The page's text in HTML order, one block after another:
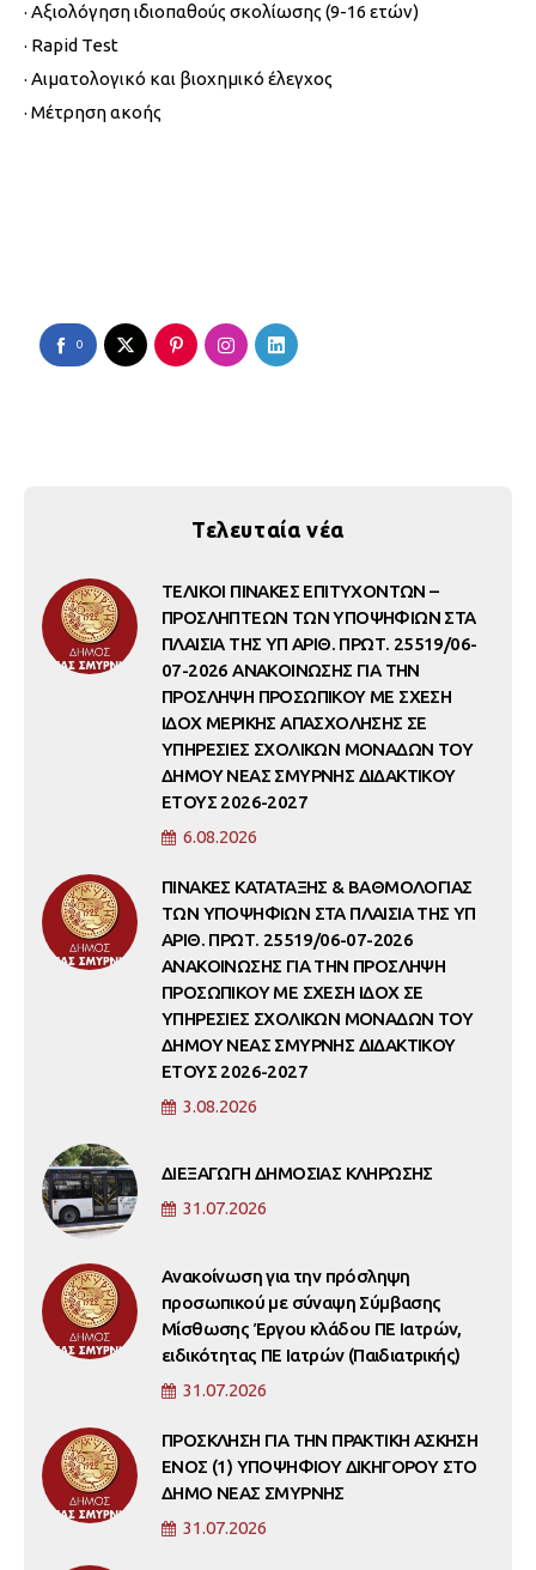
· Αξιολόγηση ιδιοπαθούς σκολίωσης (9-16 ετών)
· Rapid Test
· Αιματολογικό και βιοχημικό έλεγχος
· Μέτρηση ακοής
0
Τελευταία νέα
ΤΕΛΙΚΟΙ ΠΙΝΑΚΕΣ ΕΠΙΤΥΧΟΝΤΩΝ –
ΠΡΟΣΛΗΠΤΕΩΝ ΤΩΝ ΥΠΟΨΗΦΙΩΝ ΣΤΑ
ΠΛΑΙΣΙΑ ΤΗΣ ΥΠ ΑΡΙΘ. ΠΡΩΤ. 25519/06-
07-2026 ΑΝΑΚΟΙΝΩΣΗΣ ΓΙΑ ΤΗΝ
ΠΡΟΣΛΗΨΗ ΠΡΟΣΩΠΙΚΟΥ ΜΕ ΣΧΕΣΗ
ΙΔΟΧ ΜΕΡΙΚΗΣ ΑΠΑΣΧΟΛΗΣΗΣ ΣΕ
ΥΠΗΡΕΣΙΕΣ ΣΧΟΛΙΚΩΝ ΜΟΝΑΔΩΝ ΤΟΥ
ΔΗΜΟΥ ΝΕΑΣ ΣΜΥΡΝΗΣ ΔΙΔΑΚΤΙΚΟΥ
ΕΤΟΥΣ 2026-2027
6.08.2026
ΠΙΝΑΚΕΣ ΚΑΤΑΤΑΞΗΣ & ΒΑΘΜΟΛΟΓΙΑΣ
ΤΩΝ ΥΠΟΨΗΦΙΩΝ ΣΤΑ ΠΛΑΙΣΙΑ ΤΗΣ ΥΠ
ΑΡΙΘ. ΠΡΩΤ. 25519/06-07-2026
ΑΝΑΚΟΙΝΩΣΗΣ ΓΙΑ ΤΗΝ ΠΡΟΣΛΗΨΗ
ΠΡΟΣΩΠΙΚΟΥ ΜΕ ΣΧΕΣΗ ΙΔΟΧ ΣΕ
ΥΠΗΡΕΣΙΕΣ ΣΧΟΛΙΚΩΝ ΜΟΝΑΔΩΝ ΤΟΥ
ΔΗΜΟΥ ΝΕΑΣ ΣΜΥΡΝΗΣ ΔΙΔΑΚΤΙΚΟΥ
ΕΤΟΥΣ 2026-2027
3.08.2026
ΔΙΕΞΑΓΩΓΗ ΔΗΜΟΣΙΑΣ ΚΛΗΡΩΣΗΣ
31.07.2026
Ανακοίνωση για την πρόσληψη
προσωπικού με σύναψη Σύμβασης
Μίσθωσης Έργου κλάδου ΠΕ Ιατρών,
ειδικότητας ΠΕ Ιατρών (Παιδιατρικής)
31.07.2026
ΠΡΟΣΚΛΗΣΗ ΓΙΑ ΤΗΝ ΠΡΑΚΤΙΚΗ ΑΣΚΗΣΗ
ΕΝΟΣ (1) ΥΠΟΨΗΦΙΟΥ ΔΙΚΗΓΟΡΟΥ ΣΤΟ
ΔΗΜΟ ΝΕΑΣ ΣΜΥΡΝΗΣ
31.07.2026